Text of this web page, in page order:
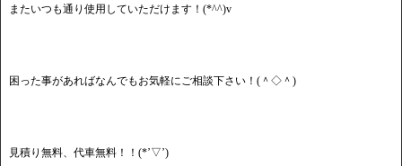
またいつも通り使用していただけます！(*^^)v
困った事があればなんでもお気軽にご相談下さい！(＾◇＾)
見積り無料、代車無料！！(*’▽’)